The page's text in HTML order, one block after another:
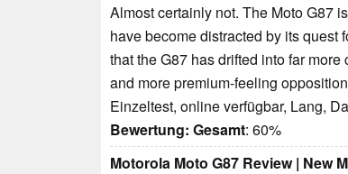
Almost certainly not. The Moto G87
have become distracted by its
that the G87 has drifted into far
and more premium-feeling
Einzeltest, online verfügbar, Lang,
Bewertung: Gesamt: 60%
Motorola Moto G87 Review | New